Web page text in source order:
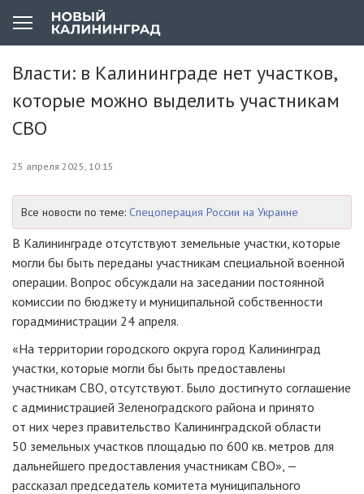
Власти: в Калининграде нет участков,
которые можно выделить участникам
СВО
25 апреля 2025, 10:15
Все новости по теме: Спецоперация России на Украине
В Калининграде отсутствуют земельные участки, которые
могли бы быть переданы участникам специальной военной
операции. Вопрос обсуждали на заседании постоянной
комиссии по бюджету и муниципальной собственности
горадминистрации 24 апреля.
«На территории городского округа город Калининград
участки, которые могли бы быть предоставлены
участникам СВО, отсутствуют. Было достигнуто соглашение
с администрацией Зеленоградского района и принято
от них через правительство Калининградской области
50 земельных участков площадью по 600 кв. метров для
дальнейшего предоставления участникам СВО», —
рассказал председатель комитета муниципального